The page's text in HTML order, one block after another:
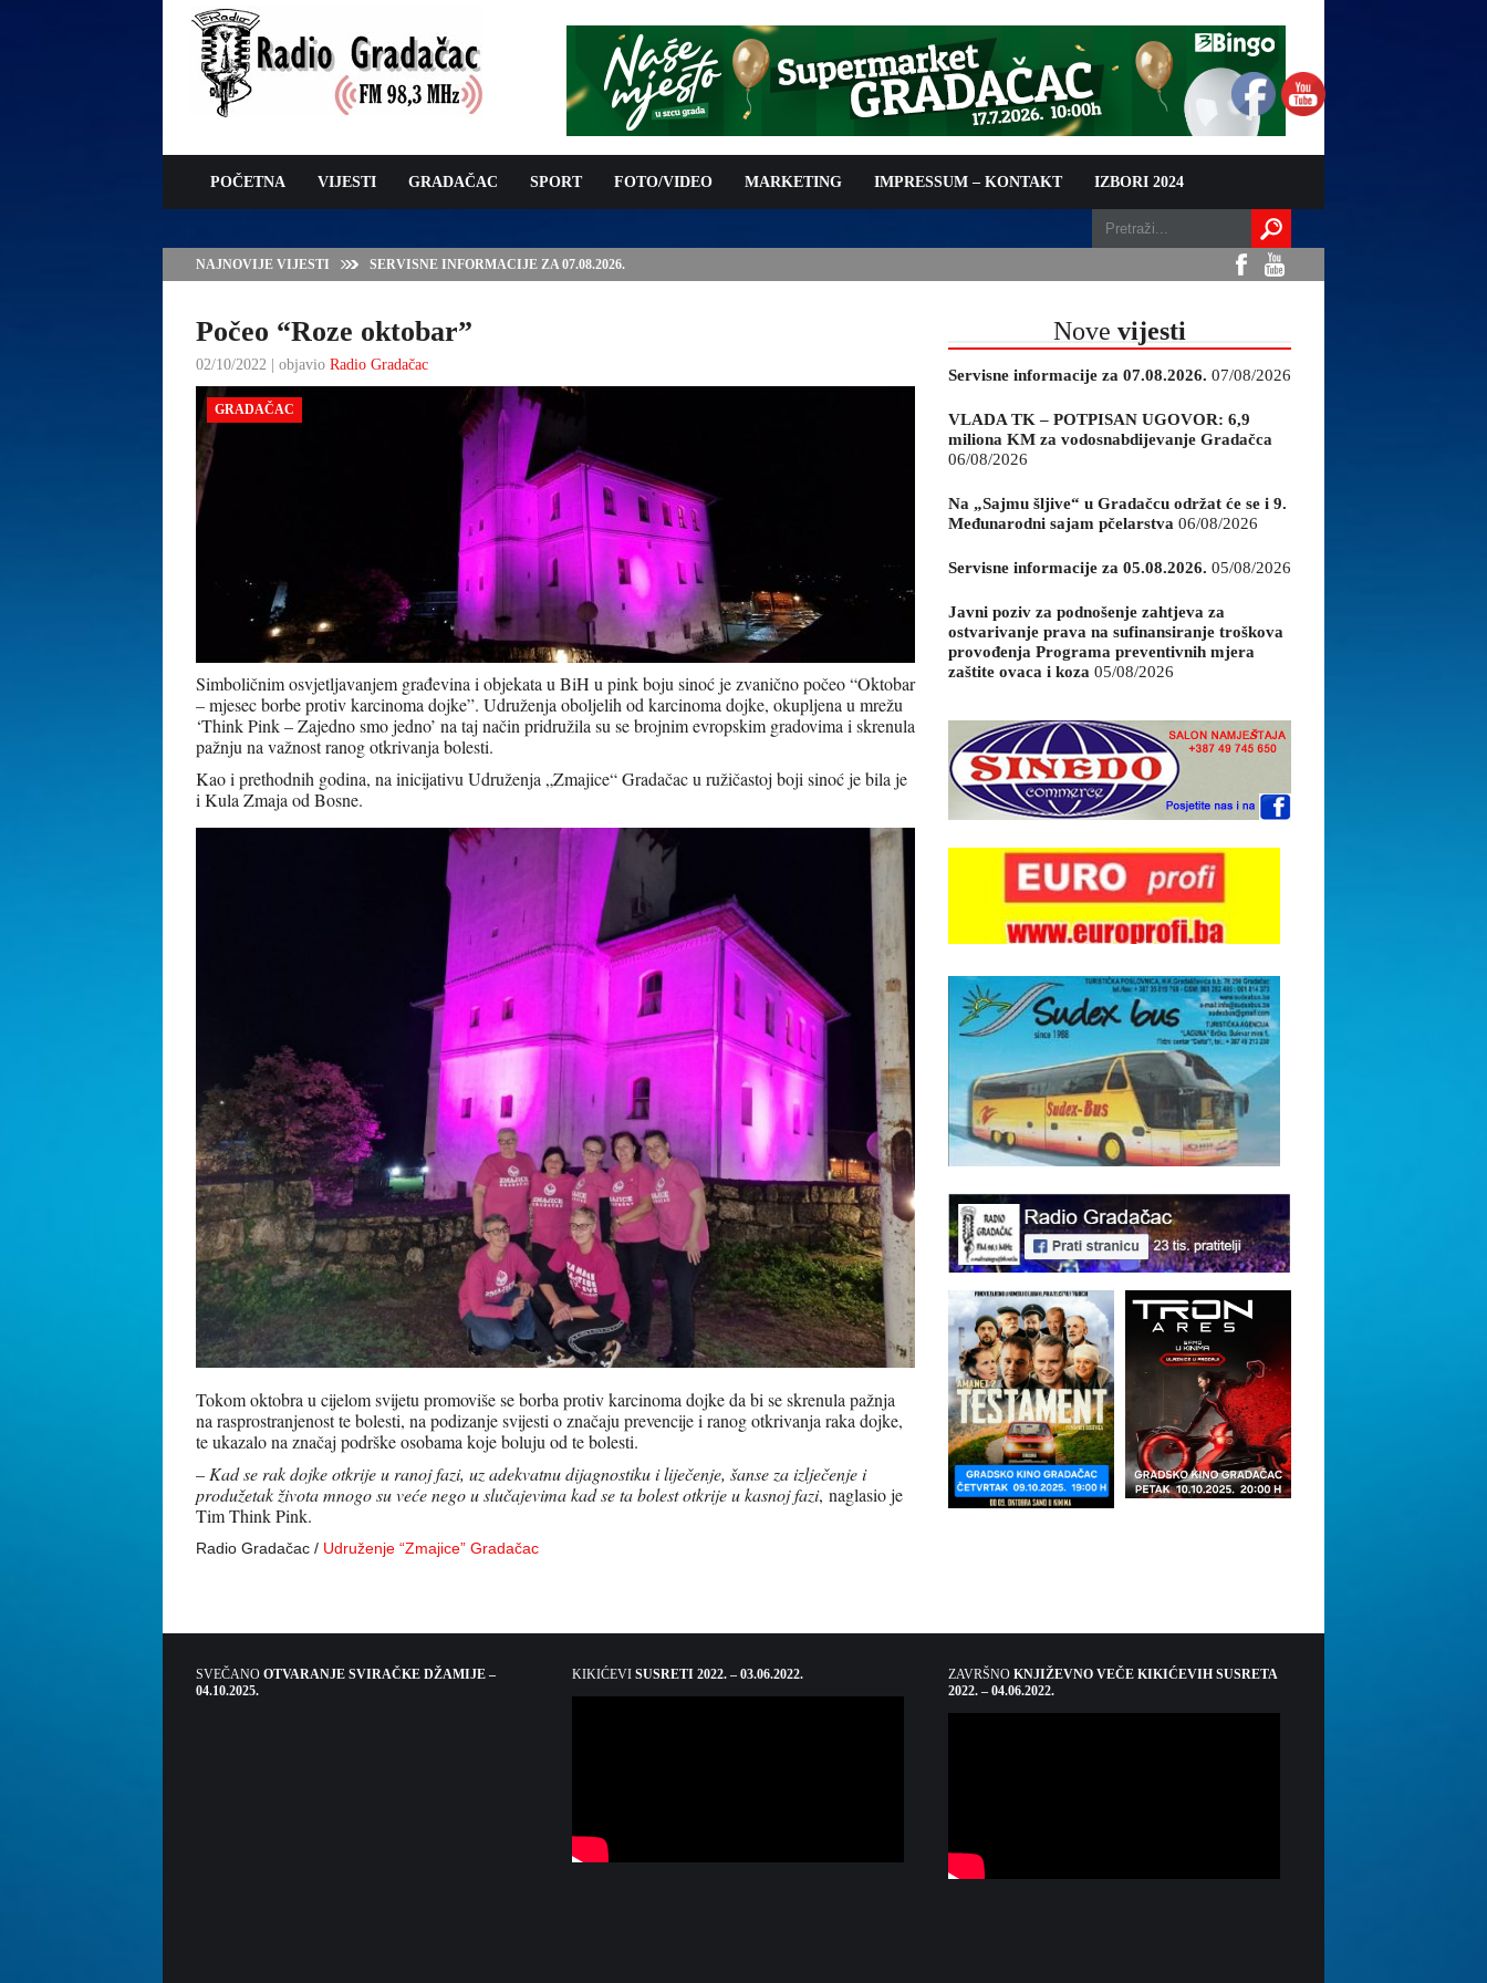
POČETNA VIJESTI GRADAČAC SPORT FOTO/VIDEO MARKETING IMPRESSUM – KONTAKT IZBORI 2024
NAJNOVIJE VIJESTI
VLADA TK – POTPISAN UGOVOR: 6,9 MILIONA KM ZA VODOSNABDIJEVANJE
GRADAČCA
Počeo “Roze oktobar”
02/10/2022 | objavio Radio Gradačac
GRADAČAC
Simboličnim osvjetljavanjem građevina i objekata u BiH u pink boju sinoć je zvanično počeo “Oktobar
– mjesec borbe protiv karcinoma dojke”. Udruženja oboljelih od karcinoma dojke, okupljena u mrežu
‘Think Pink – Zajedno smo jedno’ na taj način pridružila su se brojnim evropskim gradovima i skrenula
pažnju na važnost ranog otkrivanja bolesti.
Kao i prethodnih godina, na inicijativu Udruženja „Zmajice“ Gradačac u ružičastoj boji sinoć je bila je
i Kula Zmaja od Bosne.
Tokom oktobra u cijelom svijetu promoviše se borba protiv karcinoma dojke da bi se skrenula pažnja
na rasprostranjenost te bolesti, na podizanje svijesti o značaju prevencije i ranog otkrivanja raka dojke,
te ukazalo na značaj podrške osobama koje boluju od te bolesti.
– Kad se rak dojke otkrije u ranoj fazi, uz adekvatnu dijagnostiku i liječenje, šanse za izlječenje i
produžetak života mnogo su veće nego u slučajevima kad se ta bolest otkrije u kasnoj fazi, naglasio je
Tim Think Pink.
Radio Gradačac / Udruženje “Zmajice” Gradačac
Nove vijesti
Servisne informacije za 07.08.2026. 07/08/2026
VLADA TK – POTPISAN UGOVOR: 6,9
miliona KM za vodosnabdijevanje Gradačca
06/08/2026
Na „Sajmu šljive“ u Gradačcu održat će se i 9.
Međunarodni sajam pčelarstva 06/08/2026
Servisne informacije za 05.08.2026. 05/08/2026
Javni poziv za podnošenje zahtjeva za
ostvarivanje prava na sufinansiranje troškova
provođenja Programa preventivnih mjera
zaštite ovaca i koza 05/08/2026
SVEČANO OTVARANJE SVIRAČKE DŽAMIJE –
04.10.2025.
KIKIĆEVI SUSRETI 2022. – 03.06.2022. ZAVRŠNO KNJIŽEVNO VEČE KIKIĆEVIH SUSRETA
2022. – 04.06.2022.